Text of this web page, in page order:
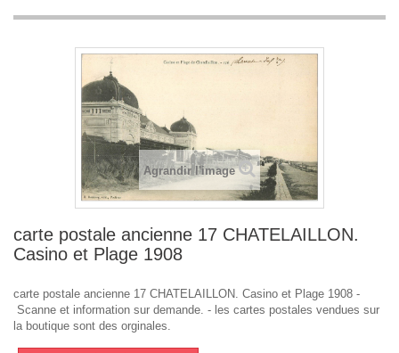
Agrandir l'image
carte postale ancienne 17 CHATELAILLON.
Casino et Plage 1908
carte postale ancienne 17 CHATELAILLON. Casino et Plage 1908 -
Scanne et information sur demande. - les cartes postales vendues sur
la boutique sont des orginales.